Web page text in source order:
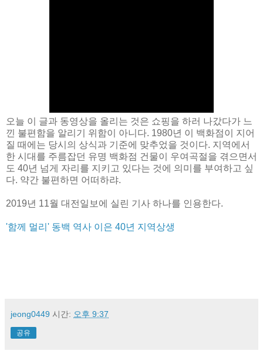
오늘 이 글과 동영상을 올리는 것은 쇼핑을 하러 나갔다가 느
낀 불편함을 알리기 위함이 아니다. 1980년 이 백화점이 지어
질 때에는 당시의 상식과 기준에 맞추었을 것이다. 지역에서
한 시대를 주름잡던 유명 백화점 건물이 우여곡절을 겪으면서
도 40년 넘게 자리를 지키고 있다는 것에 의미를 부여하고 싶
다. 약간 불편하면 어떠하랴.
2019년 11월 대전일보에 실린 기사 하나를 인용한다.
'함께 멀리' 동백 역사 이은 40년 지역상생
jeong0449 시간: 오후 9:37
공유